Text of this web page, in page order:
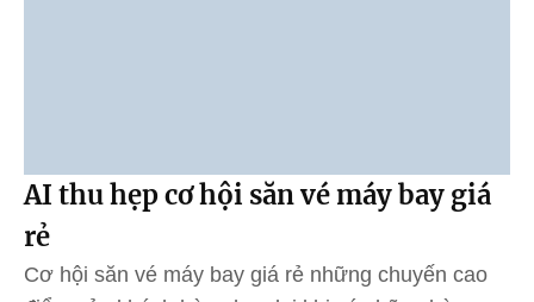
AI thu hẹp cơ hội săn vé máy bay giá
rẻ
Cơ hội săn vé máy bay giá rẻ những chuyến cao